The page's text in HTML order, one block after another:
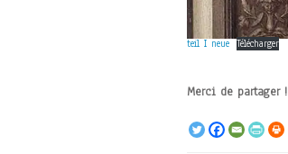
teil I neue Télécharger
Merci de partager !